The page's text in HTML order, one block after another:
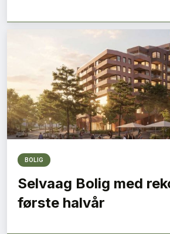
BOLIG
Selvaag Bolig med
første halvår